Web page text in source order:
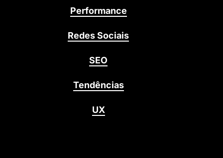
Performance
Redes Sociais
SEO
Tendências
UX